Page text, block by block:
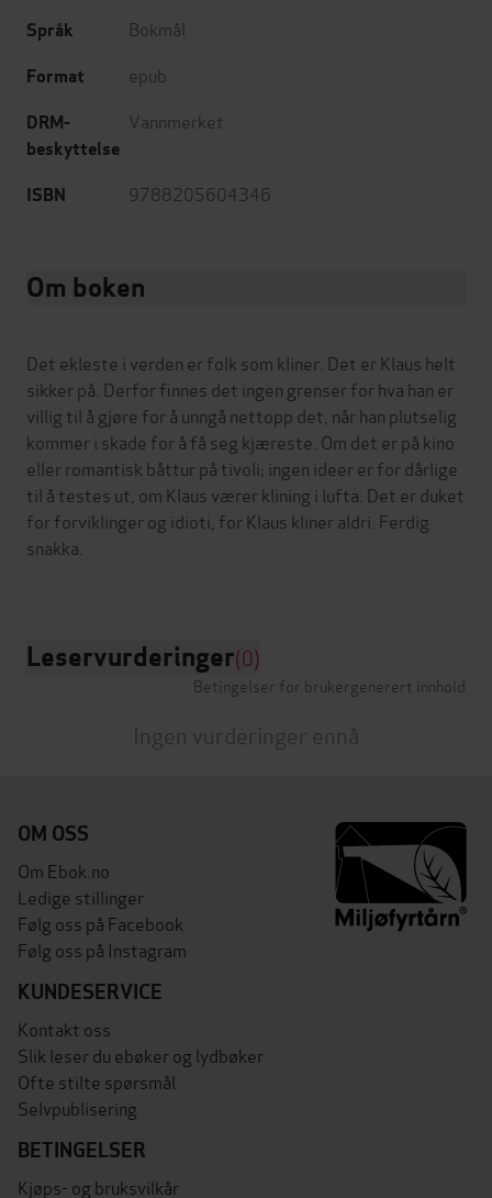
Språk Bokmål
Format epub
DRM-
beskyttelse
Vannmerket
ISBN 9788205604346
Om boken
Det ekleste i verden er folk som kliner. Det er Klaus helt
sikker på. Derfor finnes det ingen grenser for hva han er
villig til å gjøre for å unngå nettopp det, når han plutselig
kommer i skade for å få seg kjæreste. Om det er på kino
eller romantisk båttur på tivoli; ingen ideer er for dårlige
til å testes ut, om Klaus værer klining i lufta. Det er duket
for forviklinger og idioti, for Klaus kliner aldri. Ferdig
snakka.
Leservurderinger(0)
Betingelser for brukergenerert innhold
Ingen vurderinger ennå
OM OSS
Om Ebok.no
Ledige stillinger
Følg oss på Facebook
Følg oss på Instagram
KUNDESERVICE
Kontakt oss
Slik leser du ebøker og lydbøker
Ofte stilte spørsmål
Selvpublisering
BETINGELSER
Kjøps- og bruksvilkår